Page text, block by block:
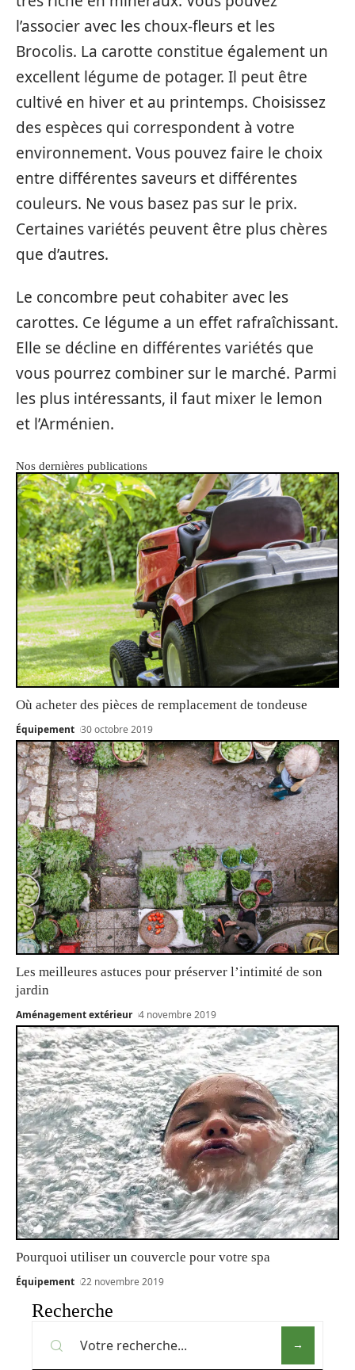
l’associer avec les choux-fleurs et les
Brocolis. La carotte constitue également un
excellent légume de potager. Il peut être
cultivé en hiver et au printemps. Choisissez
des espèces qui correspondent à votre
environnement. Vous pouvez faire le choix
entre différentes saveurs et différentes
couleurs. Ne vous basez pas sur le prix.
Certaines variétés peuvent être plus chères
que d’autres.
Le concombre peut cohabiter avec les
carottes. Ce légume a un effet rafraîchissant.
Elle se décline en différentes variétés que
vous pourrez combiner sur le marché. Parmi
les plus intéressants, il faut mixer le lemon
et l’Arménien.
Nos dernières publications
Où acheter des pièces de remplacement de tondeuse
Équipement 30 octobre 2019
Les meilleures astuces pour préserver l’intimité de son
jardin
Aménagement extérieur 4 novembre 2019
Pourquoi utiliser un couvercle pour votre spa
Équipement 22 novembre 2019
Recherche